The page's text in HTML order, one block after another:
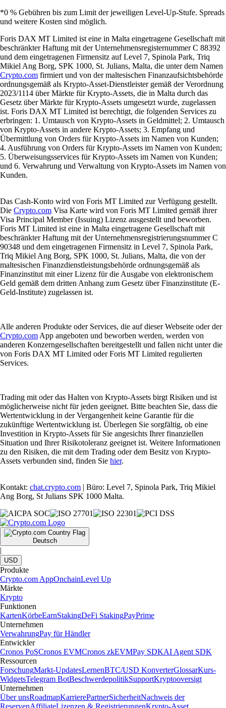
*0 % Gebühren bis zum Limit der jeweiligen Level-Up-Stufe. Spreads
und weitere Kosten sind möglich.
Foris DAX MT Limited ist eine in Malta eingetragene Gesellschaft mit
beschränkter Haftung mit der Unternehmensregisternummer C 88392
und dem eingetragenen Firmensitz auf Level 7, Spinola Park, Triq
Mikiel Ang Borg, SPK 1000, St. Julians, Malta, die unter dem Namen
Crypto.com firmiert und von der maltesischen Finanzaufsichtsbehörde
ordnungsgemäß als Krypto-Asset-Dienstleister gemäß der Verordnung
2023/1114 über Märkte für Krypto-Assets, die in Malta durch das
Gesetz über Märkte für Krypto-Assets umgesetzt wurde, zugelassen
ist. Foris DAX MT Limited ist berechtigt, die folgenden Services zu
erbringen: 1. Umtausch von Krypto-Assets in Geldmittel; 2. Umtausch
von Krypto-Assets in andere Krypto-Assets; 3. Empfang und
Übermittlung von Orders für Krypto-Assets im Namen von Kunden;
4. Ausführung von Orders für Krypto-Assets im Namen von Kunden;
5. Überweisungsservices für Krypto-Assets im Namen von Kunden;
und 6. Verwahrung und Verwaltung von Krypto-Assets im Namen von
Kunden.
Das Cash-Konto wird von Foris MT Limited zur Verfügung gestellt.
Die Crypto.com Visa Karte wird von Foris MT Limited gemäß ihrer
Visa Principal Member (Issuing) Lizenz ausgestellt und beworben.
Foris MT Limited ist eine in Malta eingetragene Gesellschaft mit
beschränkter Haftung mit der Unternehmensregistrierungsnummer C
90348 und dem eingetragenen Firmensitz in Level 7, Spinola Park,
Triq Mikiel Ang Borg, SPK 1000, St. Julians, Malta, die von der
maltesischen Finanzdienstleistungsbehörde ordnungsgemäß als
Finanzinstitut mit einer Lizenz für die Ausgabe von elektronischem
Geld gemäß dem dritten Anhang zum Gesetz über Finanzinstitute (E-
Geld-Institute) zugelassen ist.
Alle anderen Produkte oder Services, die auf dieser Webseite oder der
Crypto.com App angeboten und beworben werden, werden von
anderen Konzerngesellschaften bereitgestellt und fallen nicht unter die
von Foris DAX MT Limited oder Foris MT Limited regulierten
Services.
Trading mit oder das Halten von Krypto-Assets birgt Risiken und ist
möglicherweise nicht für jeden geeignet. Bitte beachten Sie, dass die
Wertentwicklung in der Vergangenheit keine Garantie für die
zukünftige Wertentwicklung ist. Überlegen Sie sorgfältig, ob eine
Investition in Krypto-Assets für Sie angesichts Ihrer finanziellen
Situation und Ihrer Risikotoleranz geeignet ist. Weitere Informationen
zu den Risiken, die mit dem Trading oder dem Besitz von Krypto-
Assets verbunden sind, finden Sie hier.
Kontakt: chat.crypto.com | Büro: Level 7, Spinola Park, Triq Mikiel
Ang Borg, St Julians SPK 1000 Malta.
Deutsch
|
USD
Produkte
Crypto.com AppOnchainLevel Up
Märkte
Krypto
Funktionen
KartenKörbeEarnStakingDeFi StakingPayPrime
Unternehmen
VerwahrungPay für Händler
Entwickler
Cronos PoSCronos EVMCronos zkEVMPay SDKAI Agent SDK
Ressourcen
ForschungMarkt-UpdatesLernenBTC/USD KonverterGlossarKurs-
WidgetsTelegram BotBeschwerdepolitikSupportKryptooversigt
Unternehmen
Über unsRoadmapKarrierePartnerSicherheitNachweis der
ReservenAffiliateLizenzen & RegistrierungenKrypto-Asset